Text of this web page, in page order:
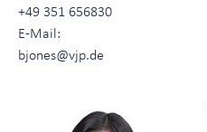
+49 351 656830
E-Mail:
bjones@vjp.de